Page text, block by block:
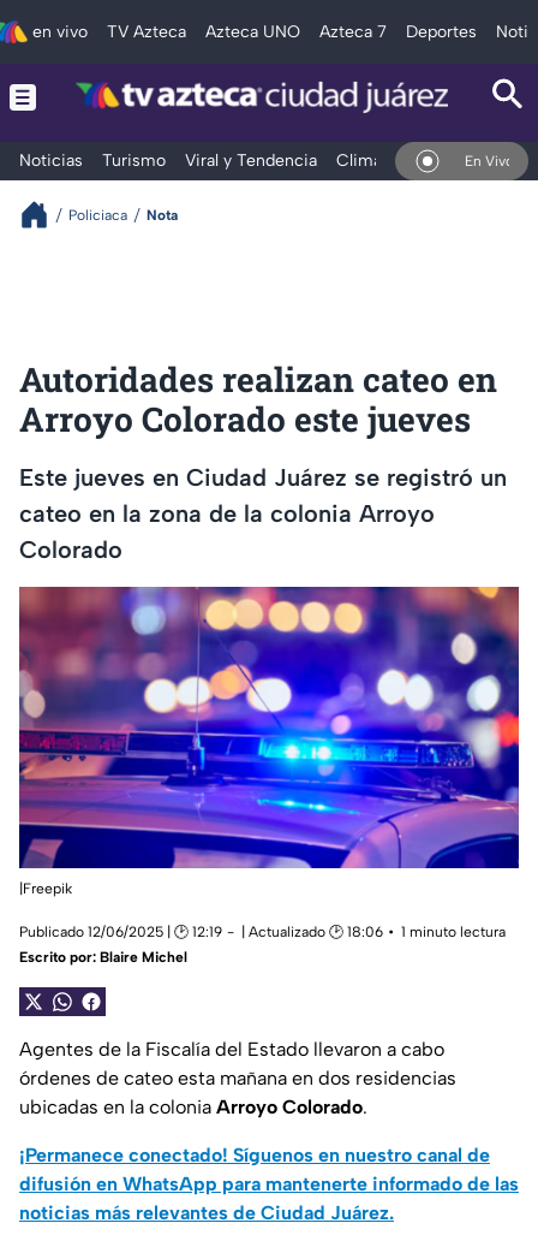
en vivo TV Azteca Azteca UNO Azteca 7 Deportes
Noticias Turismo Viral y Tendencia Clima DeportesEn Vivo
Policiaca Nota
Autoridades realizan cateo en
Arroyo Colorado este jueves
Este jueves en Ciudad Juárez se registró un
cateo en la zona de la colonia Arroyo
Colorado
|Freepik
Publicado 12/06/2025 | 🕑 12:19 | Actualizado 🕑 18:06
1 minuto lectura
Escrito por: Blaire Michel
Agentes de la Fiscalía del Estado llevaron a cabo
órdenes de cateo esta mañana en dos residencias
ubicadas en la colonia Arroyo Colorado.
¡Permanece conectado! Síguenos en nuestro canal de
difusión en WhatsApp para mantenerte informado de las
noticias más relevantes de Ciudad Juárez.